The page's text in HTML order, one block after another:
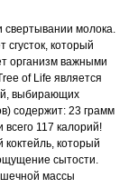
свертывании молока.
сгусток, который
организм важными
of Life является
выбирающих
содержит: 23 грамм
117 калорий!
который
сытости.
массы